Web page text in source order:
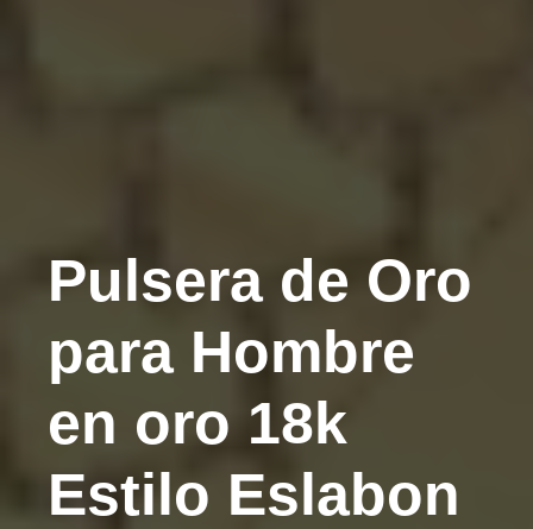
Pulsera de Oro
para Hombre
en oro 18k
Estilo Eslabon